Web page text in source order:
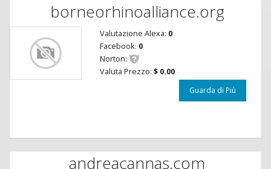
borneorhinoalliance.org
Valutazione Alexa: 0
Facebook: 0
Norton:
Valuta Prezzo: $ 0.00
Guarda di Più
andreacannas.com